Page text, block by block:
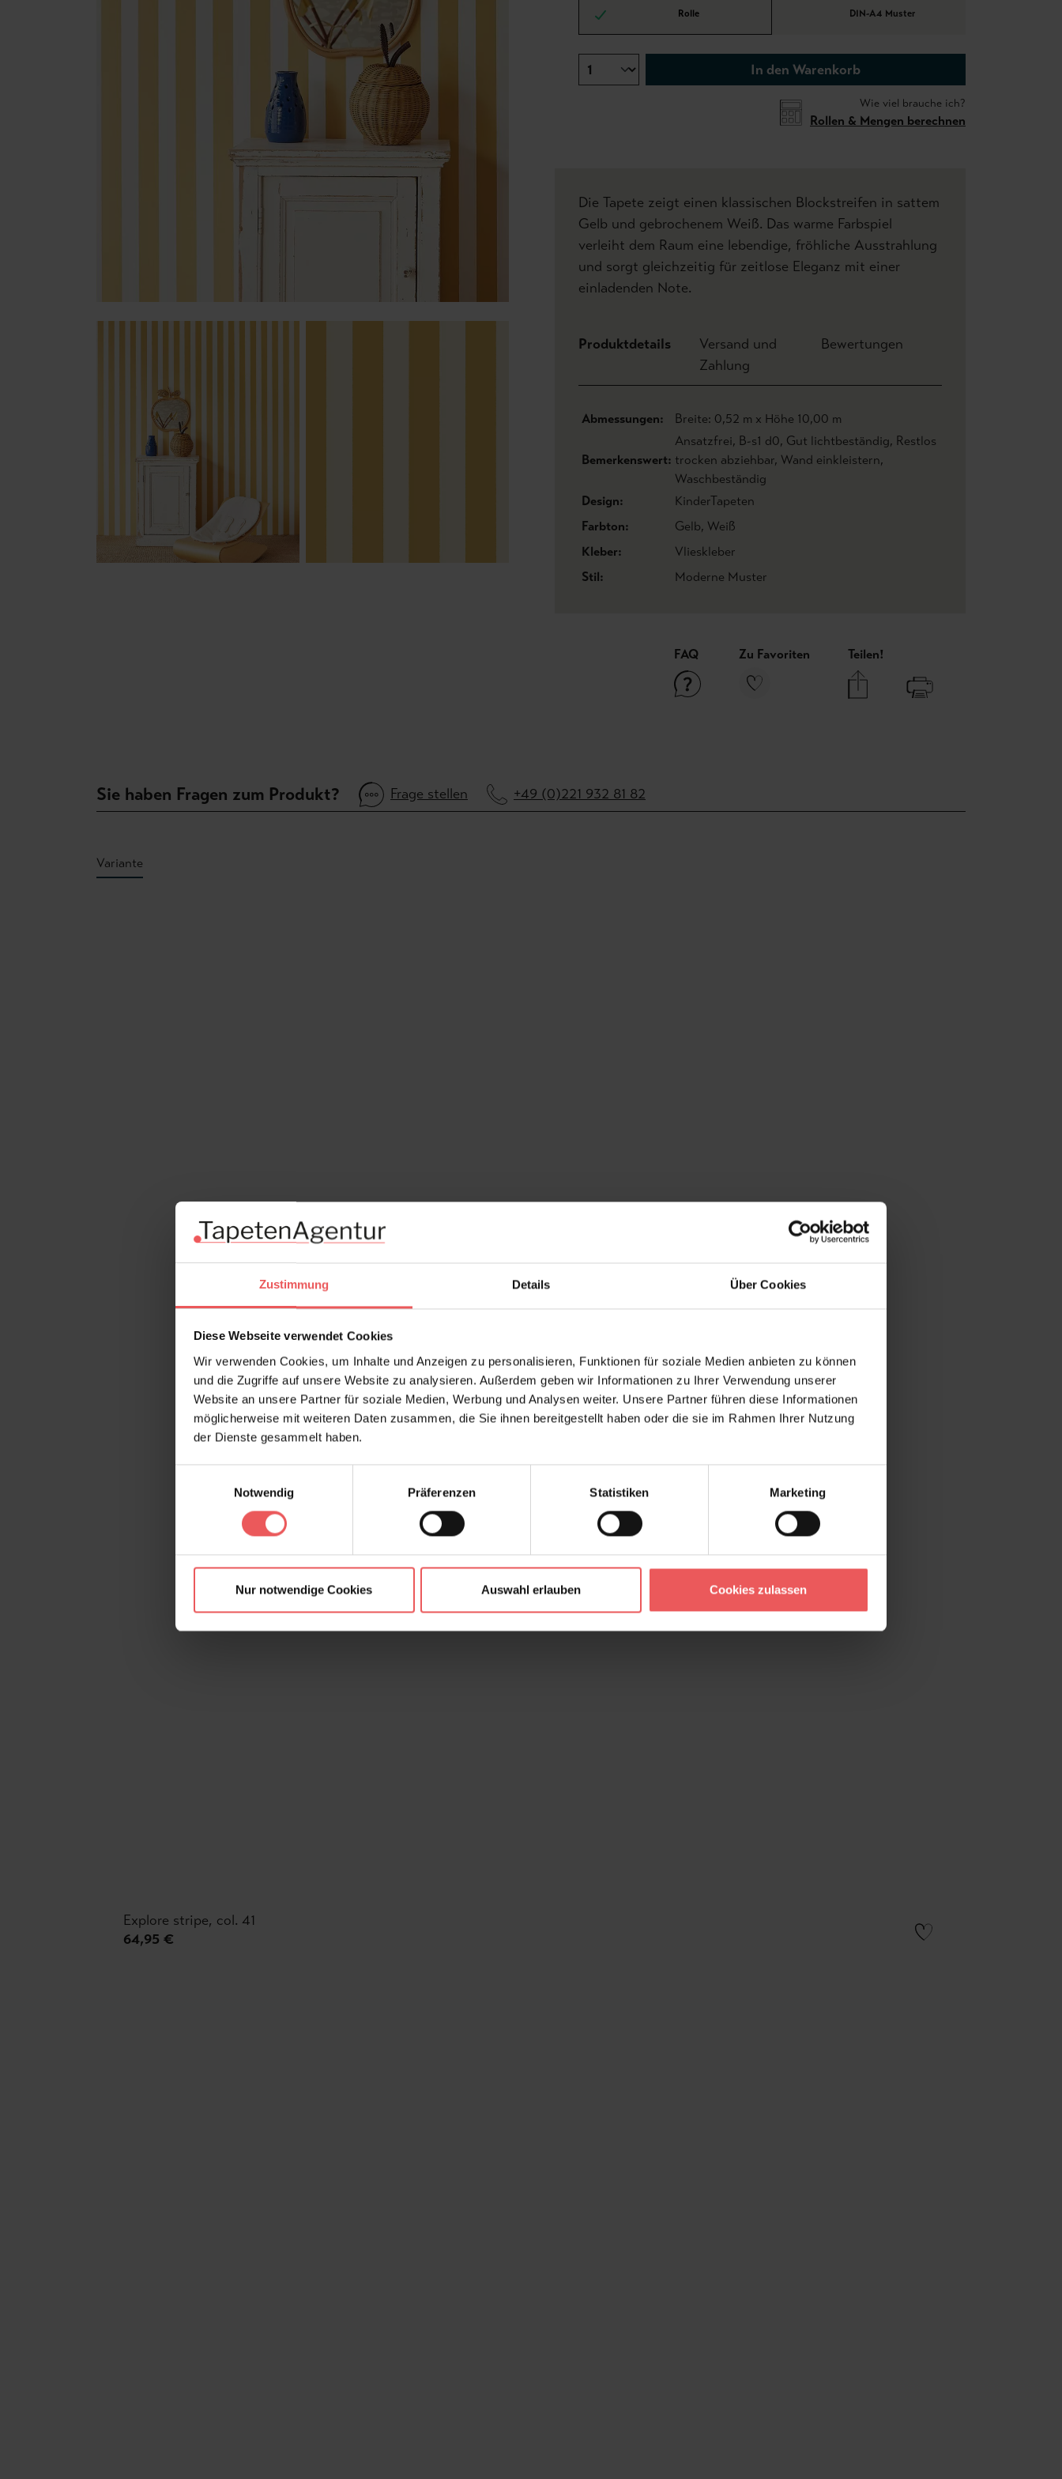
Zustimmung Details Über Cookies
Diese Webseite verwendet Cookies
Wir verwenden Cookies, um Inhalte und Anzeigen zu personalisieren, Funktionen für soziale Medien anbieten zu können
und die Zugriffe auf unsere Website zu analysieren. Außerdem geben wir Informationen zu Ihrer Verwendung unserer
Website an unsere Partner für soziale Medien, Werbung und Analysen weiter. Unsere Partner führen diese Informationen
möglicherweise mit weiteren Daten zusammen, die Sie ihnen bereitgestellt haben oder die sie im Rahmen Ihrer Nutzung
der Dienste gesammelt haben.
Notwendig
Präferenzen Statistiken Marketing
Nur notwendige Cookies Auswahl erlauben Cookies zulassen
Rolle DIN-A4 Muster
In den Warenkorb
Wie viel brauche ich?
Rollen & Mengen berechnen
Die Tapete zeigt einen klassischen Blockstreifen in sattem
Gelb und gebrochenem Weiß. Das warme Farbspiel
verleiht dem Raum eine lebendige, fröhliche Ausstrahlung
und sorgt gleichzeitig für zeitlose Eleganz mit einer
einladenden Note.
Produktdetails
Versand und
Zahlung
Bewertungen
Abmessungen: Breite: 0,52 m x Höhe 10,00 m
Bemerkenswert:
Ansatzfrei, B-s1 d0, Gut lichtbeständig, Restlos
trocken abziehbar, Wand einkleistern,
Waschbeständig
Design:
KinderTapeten
Farbton:
Gelb, Weiß
Kleber:
Vlieskleber
Stil:
Moderne Muster
FAQ Zu Favoriten Teilen!
Sie haben Fragen zum Produkt? Frage stellen +49 (0)221 932 81 82
Variante
Explore stripe, col. 41
64,95 €